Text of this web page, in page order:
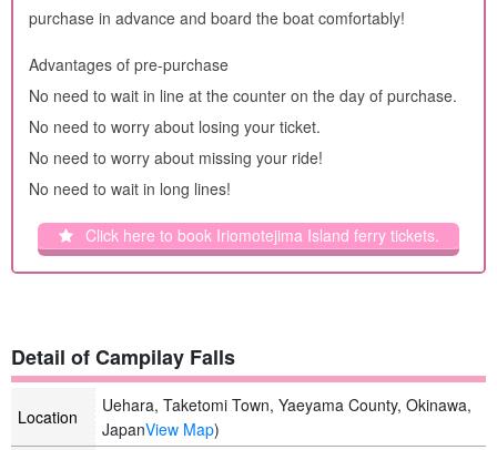
purchase in advance and board the boat comfortably!
Advantages of pre-purchase
No need to wait in line at the counter on the day of purchase.
No need to worry about losing your ticket.
No need to worry about missing your ride!
No need to wait in long lines!
Click here to book Iriomotejima Island ferry tickets.
Detail of Campilay Falls
Location
Uehara, Taketomi Town, Yaeyama County, Okinawa,
JapanView Map)